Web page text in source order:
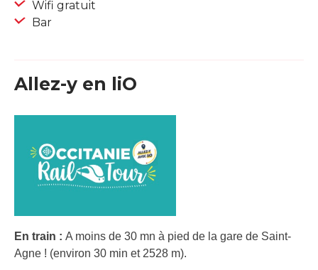
Wifi gratuit
Bar
Allez-y en liO
En train : A moins de 30 mn à pied de la gare de Saint-
Agne ! (environ 30 min et 2528 m).